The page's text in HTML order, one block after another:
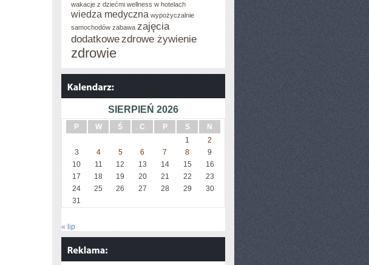
wakacje z dziećmi wellness w hotelach
wiedza medyczna wypożyczalnie
samochodów zabawa zajęcia
dodatkowezdrowe żywienie
zdrowie
SIERPIEŃ 2026
P W Ś C P S
N
1
2
3
4 5 6 7 8
9
10
11 12 13 14 15
16
17
18 19 20 21 22
23
24
25 26 27 28 29
30
31
« lip